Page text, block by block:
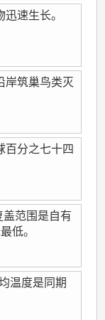
速生长。
岸筑巢鸟类灭
百分之七十四
范围是自有
低。
温度是同期